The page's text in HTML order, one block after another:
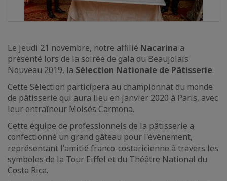
Le jeudi 21 novembre, notre affilié Nacarina a
présenté lors de la soirée de gala du Beaujolais
Nouveau 2019, la Sélection Nationale de Pâtisserie.
Cette Sélection participera au championnat du monde
de pâtisserie qui aura lieu en janvier 2020 à Paris, avec
leur entraîneur Moisés Carmona.
Cette équipe de professionnels de la pâtisserie a
confectionné un grand gâteau pour l'évènement,
représentant l'amitié franco-costaricienne à travers les
symboles de la Tour Eiffel et du Théâtre National du
Costa Rica.